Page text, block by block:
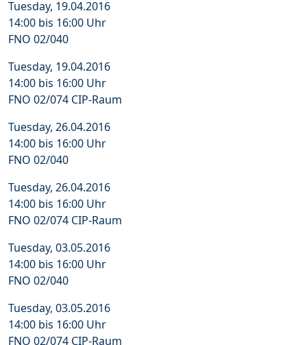
Tuesday, 19.04.2016
14:00 bis 16:00 Uhr
FNO 02/040
Tuesday, 19.04.2016
14:00 bis 16:00 Uhr
FNO 02/074 CIP-Raum
Tuesday, 26.04.2016
14:00 bis 16:00 Uhr
FNO 02/040
Tuesday, 26.04.2016
14:00 bis 16:00 Uhr
FNO 02/074 CIP-Raum
Tuesday, 03.05.2016
14:00 bis 16:00 Uhr
FNO 02/040
Tuesday, 03.05.2016
14:00 bis 16:00 Uhr
FNO 02/074 CIP-Raum